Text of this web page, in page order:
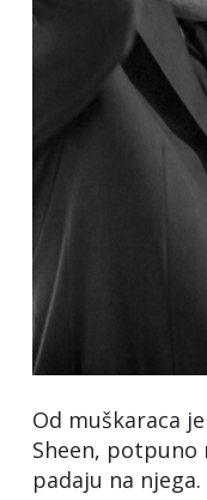
Od muškaraca
Sheen, potpuno
padaju na njega.